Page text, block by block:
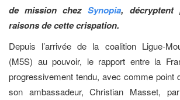
de mission chezSynopia, décryptent
raisons de cette crispation.
Depuis l’arrivée de la coalition Ligue-
(M5S) au pouvoir, le rapport entre la
progressivement tendu, avec comme point
son ambassadeur, Christian Masset,